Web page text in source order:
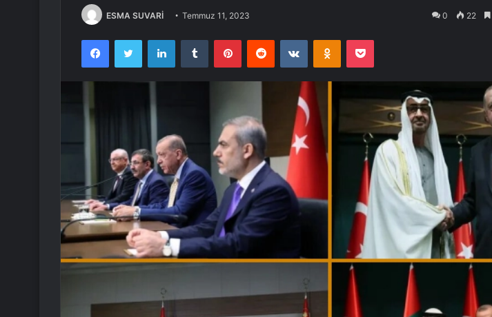
ESMA SUVARİ Temmuz 11, 2023 0 22
FacebookTwitter LinkedInTumblr PinterestReddit VKontakteOdnoklassniki
Pocket